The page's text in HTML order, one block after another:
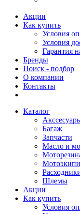
Акции
Как купить
Условия
Условия
Гарантия
Бренды
Поиск - подбор
О компании
Контакты
Каталог
Багаж
Запчасти
Масло и
Шлемы
Акции
Как купить
Условия